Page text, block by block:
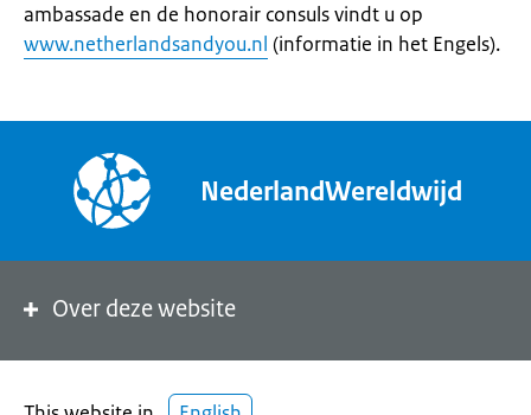
ambassade en de honorair consuls vindt u op
www.netherlandsandyou.nl (informatie in het Engels).
NederlandWereldwijd
Over deze website